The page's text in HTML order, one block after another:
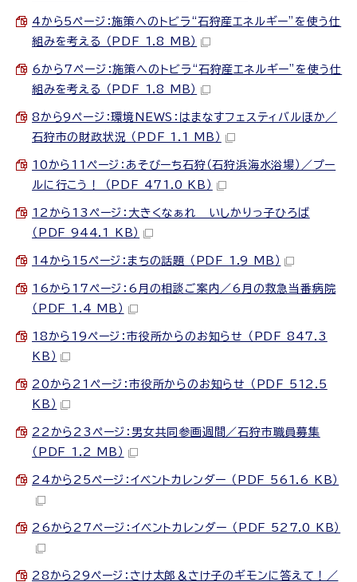
4から5ページ：施策へのトビラ“石狩産エネルギー”を使う仕
組みを考える （PDF 1.8 MB）
6から7ページ：施策へのトビラ“石狩産エネルギー”を使う仕
組みを考える （PDF 1.8 MB）
8から9ページ：環境NEWS：はまなすフェスティバルほか／
石狩市の財政状況 （PDF 1.1 MB）
10から11ページ：あそびーち石狩（石狩浜海水浴場）／プー
ルに行こう！ （PDF 471.0 KB）
12から13ページ：大きくなぁれ いしかりっ子ひろば
（PDF 944.1 KB）
14から15ページ：まちの話題 （PDF 1.9 MB）
16から17ページ：6月の相談ご案内／6月の救急当番病院
（PDF 1.4 MB）
18から19ページ：市役所からのお知らせ （PDF 847.3
KB）
20から21ページ：市役所からのお知らせ （PDF 512.5
KB）
22から23ページ：男女共同参画週間／石狩市職員募集
（PDF 1.2 MB）
24から25ページ：イベントカレンダー （PDF 561.6 KB）
26から27ページ：イベントカレンダー （PDF 527.0 KB）
28から29ページ：さけ太郎＆さけ子のギモンに答えて！／